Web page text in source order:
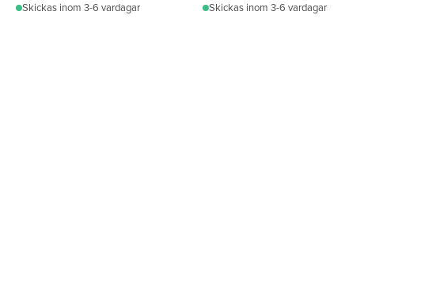
Skickas inom 3-6 vardagar Skickas inom 3-6 vardagar